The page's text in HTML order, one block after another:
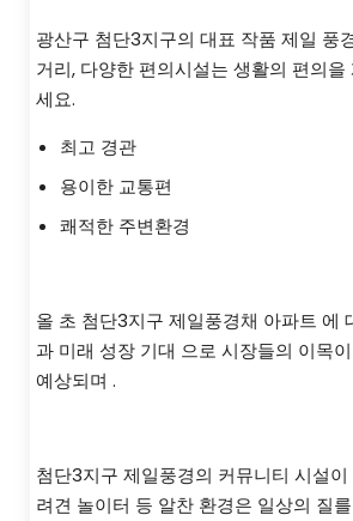
광산구 첨단3지구의 대표 작품 제일 풍
거리, 다양한 편의시설는 생활의 편의
세요.
최고 경관
용이한 교통편
쾌적한 주변환경
올 초 첨단3지구 제일풍경채 아파트 에
과 미래 성장 기대 으로 시장들의 이목
예상되며 .
첨단3지구 제일풍경의 커뮤니티 시설
려견 놀이터 등 알찬 환경은 일상의 질